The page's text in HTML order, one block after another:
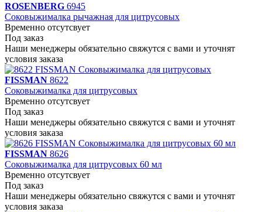
ROSENBERG 6945
Соковыжималка рычажная для цитрусовых
Временно отсутсвует
Под заказ
Наши менеджеры обязательно свяжутся с вами и уточнят
условия заказа
FISSMAN 8622
Соковыжималка для цитрусовых
Временно отсутсвует
Под заказ
Наши менеджеры обязательно свяжутся с вами и уточнят
условия заказа
FISSMAN 8626
Соковыжималка для цитрусовых 60 мл
Временно отсутсвует
Под заказ
Наши менеджеры обязательно свяжутся с вами и уточнят
условия заказа